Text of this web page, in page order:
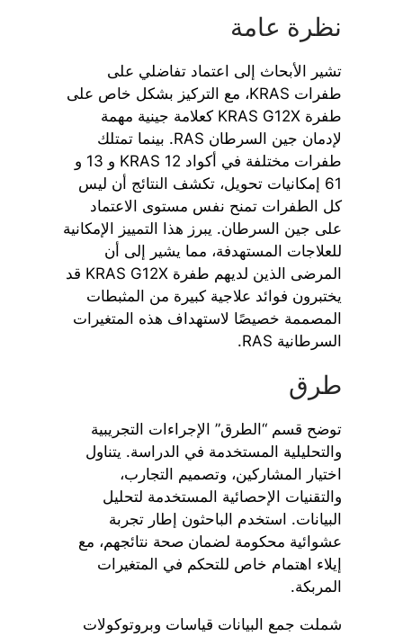
نظرة عامة
تشير الأبحاث إلى اعتماد تفاضلي على
طفرات KRAS، مع التركيز بشكل خاص على
طفرة KRAS G12X كعلامة جينية مهمة
لإدمان جين السرطان RAS. بينما تمتلك
طفرات مختلفة في أكواد KRAS 12 و 13 و
61 إمكانيات تحويل، تكشف النتائج أن ليس
كل الطفرات تمنح نفس مستوى الاعتماد
على جين السرطان. يبرز هذا التمييز الإمكانية
للعلاجات المستهدفة، مما يشير إلى أن
المرضى الذين لديهم طفرة KRAS G12X قد
يختبرون فوائد علاجية كبيرة من المثبطات
المصممة خصيصًا لاستهداف هذه المتغيرات
السرطانية RAS.
طرق
توضح قسم “الطرق” الإجراءات التجريبية
والتحليلية المستخدمة في الدراسة. يتناول
اختيار المشاركين، وتصميم التجارب،
والتقنيات الإحصائية المستخدمة لتحليل
البيانات. استخدم الباحثون إطار تجربة
عشوائية محكومة لضمان صحة نتائجهم، مع
إيلاء اهتمام خاص للتحكم في المتغيرات
المربكة.
شملت جمع البيانات قياسات وبروتوكولات